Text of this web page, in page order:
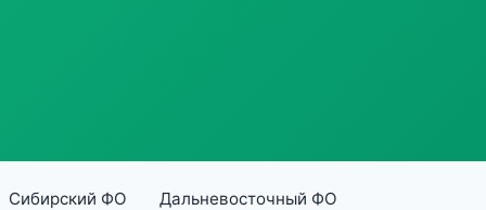
Сибирский ФО Дальневосточный ФО